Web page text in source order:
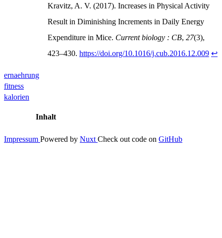
Kravitz, A. V. (2017). Increases in Physical Activity
Result in Diminishing Increments in Daily Energy
Expenditure in Mice. Current biology : CB, 27(3),
423–430. https://doi.org/10.1016/j.cub.2016.12.009 ↩
ernaehrung
fitness
kalorien
Inhalt
Impressum Powered by Nuxt Check out code on GitHub